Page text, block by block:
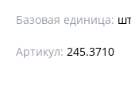
Базовая единица:
Артикул: 245.3710